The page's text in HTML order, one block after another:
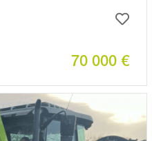
70 000 €